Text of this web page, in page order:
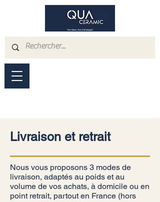
Livraison et retrait
Nous vous proposons 3 modes de
livraison, adaptés au poids et au
volume de vos achats, à domicile ou en
point retrait, partout en France (hors